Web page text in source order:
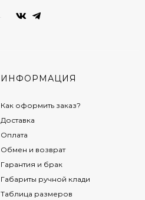
ИНФОРМАЦИЯ
Как оформить заказ?
Доставка
Оплата
Обмен и возврат
Гарантия и брак
Габариты ручной клади
Таблица размеров